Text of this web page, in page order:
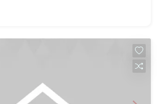
referência no mercado
2000. Especialistas em Venda,